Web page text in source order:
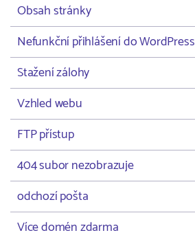
Obsah stránky
Nefunkční přihlášení do WordPress
Stažení zálohy
Vzhled webu
FTP přístup
404 subor nezobrazuje
odchozí pošta
Více domén zdarma